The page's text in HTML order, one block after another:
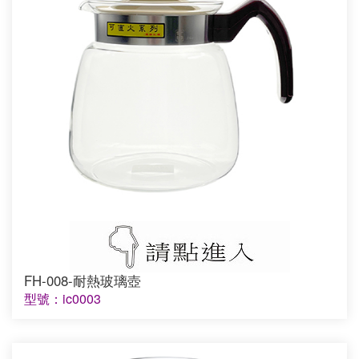
FH-008-耐熱玻璃壺
型號：ic0003